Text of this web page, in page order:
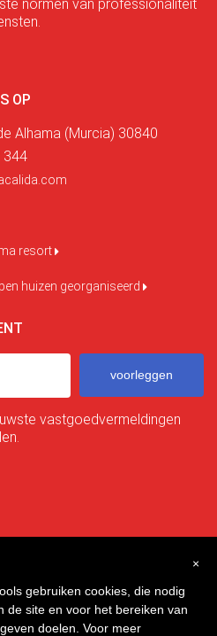
normen van professionaliteit
OP
Alhama (Murcia) 30840
344
resort
huizen georganiseerd
voorleggen
vastgoedvermeldingen
is a registered trademark of
duly registered with CIF / tax
Bella Luz 07-05, 30389 La
×
gebruiken cookies, die nodig
de site en voor het bereiken van
doelen. Voor meer